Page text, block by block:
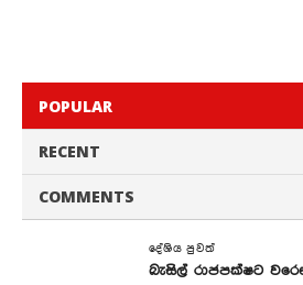
POPULAR
RECENT
COMMENTS
දේශිය පුවත්
බැසිල් රාජපක්ෂට